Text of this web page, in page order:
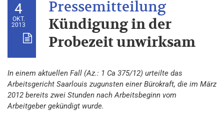
4
OKT.
2013
Kündigung in der
Probezeit unwirksam
In einem aktuellen Fall (Az.: 1 Ca 375/12) urteilte das
Arbeitsgericht Saarlouis zugunsten einer Bürokraft, die im März
2012 bereits zwei Stunden nach Arbeitsbeginn vom
Arbeitgeber gekündigt wurde.